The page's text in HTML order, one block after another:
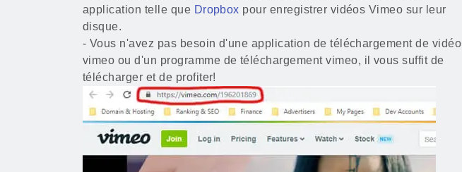
application telle que Dropbox pour enregistrer vidéos Vimeo sur leur
disque.
- Vous n'avez pas besoin d'une application de téléchargement de vidéo
vimeo ou d'un programme de téléchargement vimeo, il vous suffit de
télécharger et de profiter!